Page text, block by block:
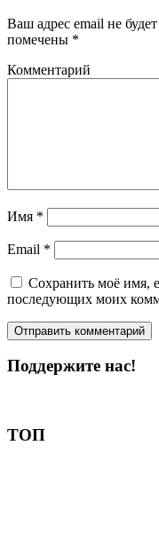
Ваш адрес email не
помечены *
Комментарий
Имя *
Email *
Сохранить моё имя,
последующих моих
Поддержите нас!
ТОП